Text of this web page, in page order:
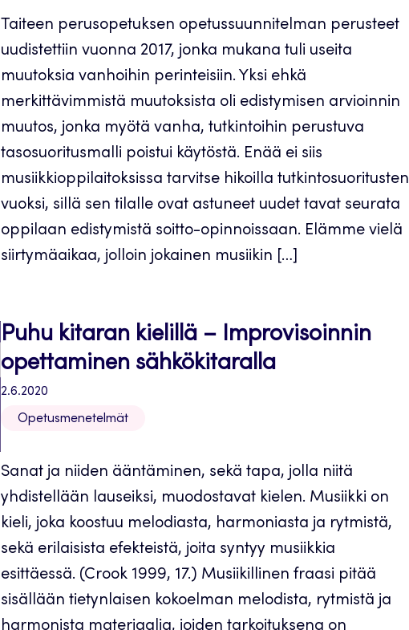
Taiteen perusopetuksen opetussuunnitelman perusteet
uudistettiin vuonna 2017, jonka mukana tuli useita
muutoksia vanhoihin perinteisiin. Yksi ehkä
merkittävimmistä muutoksista oli edistymisen arvioinnin
muutos, jonka myötä vanha, tutkintoihin perustuva
tasosuoritusmalli poistui käytöstä. Enää ei siis
musiikkioppilaitoksissa tarvitse hikoilla tutkintosuoritusten
vuoksi, sillä sen tilalle ovat astuneet uudet tavat seurata
oppilaan edistymistä soitto-opinnoissaan. Elämme vielä
siirtymäaikaa, jolloin jokainen musiikin […]
Puhu kitaran kielillä – Improvisoinnin
opettaminen sähkökitaralla
2.6.2020
Opetusmenetelmät
Sanat ja niiden ääntäminen, sekä tapa, jolla niitä
yhdistellään lauseiksi, muodostavat kielen. Musiikki on
kieli, joka koostuu melodiasta, harmoniasta ja rytmistä,
sekä erilaisista efekteistä, joita syntyy musiikkia
esittäessä. (Crook 1999, 17.) Musiikillinen fraasi pitää
sisällään tietynlaisen kokoelman melodista, rytmistä ja
harmonista materiaalia, joiden tarkoituksena on